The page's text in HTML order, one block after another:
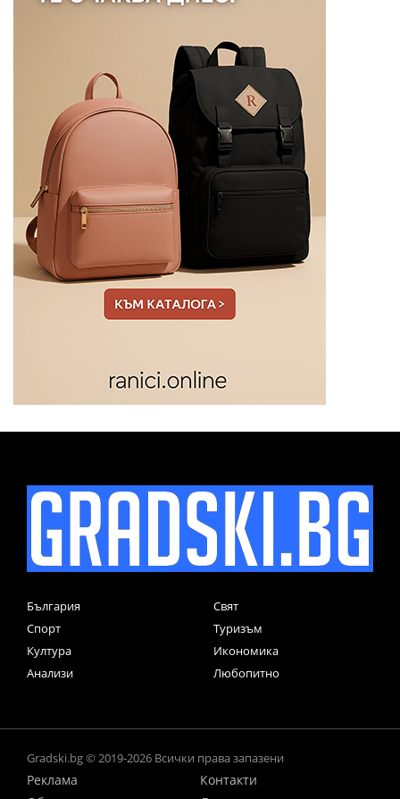
България
Свят
Спорт
Туризъм
Култура
Икономика
Анализи
Любопитно
Gradski.bg © 2019-2026 Всички права запазени
Реклама
Контакти